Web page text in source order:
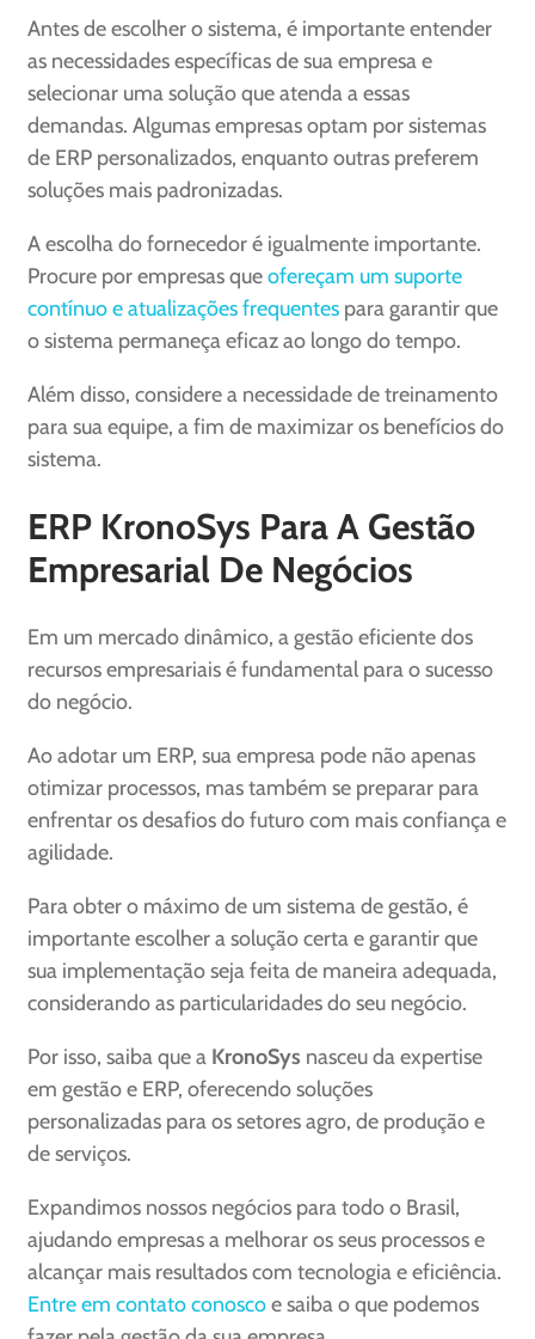
Antes de escolher o sistema, é importante entender
as necessidades específicas de sua empresa e
selecionar uma solução que atenda a essas
demandas. Algumas empresas optam por sistemas
de ERP personalizados, enquanto outras preferem
soluções mais padronizadas.
A escolha do fornecedor é igualmente importante.
Procure por empresas queofereçam um suporte
contínuo e atualizações frequentes para garantir que
o sistema permaneça eficaz ao longo do tempo.
Além disso, considere a necessidade de treinamento
para sua equipe, a fim de maximizar os benefícios do
sistema.
ERP KronoSys Para A Gestão
Empresarial De Negócios
Em um mercado dinâmico, a gestão eficiente dos
recursos empresariais é fundamental para o sucesso
do negócio.
Ao adotar um ERP, sua empresa pode não apenas
otimizar processos, mas também se preparar para
enfrentar os desafios do futuro com mais confiança e
agilidade.
Para obter o máximo de um sistema de gestão, é
importante escolher a solução certa e garantir que
sua implementação seja feita de maneira adequada,
considerando as particularidades do seu negócio.
Por isso, saiba que a KronoSys nasceu da expertise
em gestão e ERP, oferecendo soluções
personalizadas para os setores agro, de produção e
de serviços.
Expandimos nossos negócios para todo o Brasil,
ajudando empresas a melhorar os seus processos e
alcançar mais resultados com tecnologia e eficiência.
Entre em contato conoscoe saiba o que podemos